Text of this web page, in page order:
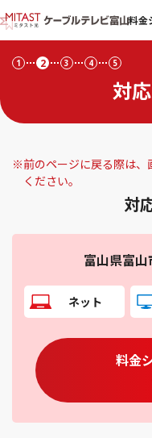
料金
対
1 2 3 4 5
※前のページに戻る際は
ください。
対
富山県富山
ネット
料金